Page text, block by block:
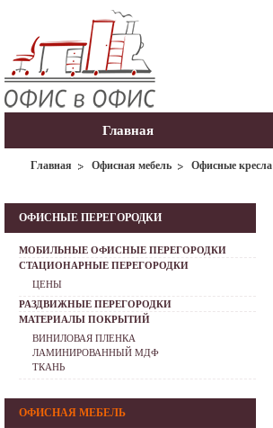
Главная
Главная Офисная мебель Офисные кресла
ОФИСНЫЕ ПЕРЕГОРОДКИ
МОБИЛЬНЫЕ ОФИСНЫЕ ПЕРЕГОРОДКИ
СТАЦИОНАРНЫЕ ПЕРЕГОРОДКИ
ЦЕНЫ
РАЗДВИЖНЫЕ ПЕРЕГОРОДКИ
МАТЕРИАЛЫ ПОКРЫТИЙ
ВИНИЛОВАЯ ПЛЕНКА
ЛАМИНИРОВАННЫЙ МДФ
ТКАНЬ
ОФИСНАЯ МЕБЕЛЬ